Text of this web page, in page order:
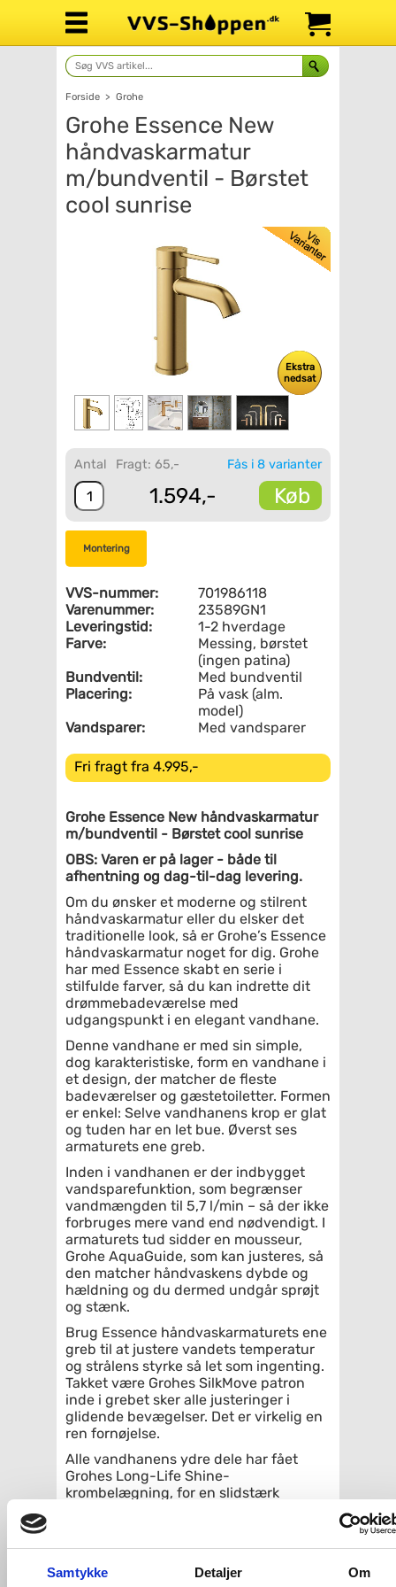
Samtykke Detaljer Om
Forside > Grohe
Grohe Essence New
håndvaskarmatur
m/bundventil - Børstet
cool sunrise
Ekstra
nedsat
Fås i 8 varianter
Antal Fragt: 65,-
1.594,- Køb
Montering
VVS-nummer:
701986118
Varenummer:
23589GN1
Leveringstid:
1-2 hverdage
Farve:
Messing, børstet
(ingen patina)
Bundventil:
Med bundventil
Placering:
På vask (alm.
model)
Vandsparer:
Med vandsparer
Fri fragt fra 4.995,-
Grohe Essence New håndvaskarmatur
m/bundventil - Børstet cool sunrise
OBS: Varen er på lager - både til
afhentning og dag-til-dag levering.
Om du ønsker et moderne og stilrent
håndvaskarmatur eller du elsker det
traditionelle look, så er Grohe’s Essence
håndvaskarmatur noget for dig. Grohe
har med Essence skabt en serie i
stilfulde farver, så du kan indrette dit
drømmebadeværelse med
udgangspunkt i en elegant vandhane.
Denne vandhane er med sin simple,
dog karakteristiske, form en vandhane i
et design, der matcher de fleste
badeværelser og gæstetoiletter. Formen
er enkel: Selve vandhanens krop er glat
og tuden har en let bue. Øverst ses
armaturets ene greb.
Inden i vandhanen er der indbygget
vandsparefunktion, som begrænser
vandmængden til 5,7 l/min – så der ikke
forbruges mere vand end nødvendigt. I
armaturets tud sidder en mousseur,
Grohe AquaGuide, som kan justeres, så
den matcher håndvaskens dybde og
hældning og du dermed undgår sprøjt
og stænk.
Brug Essence håndvaskarmaturets ene
greb til at justere vandets temperatur
og strålens styrke så let som ingenting.
Takket være Grohes SilkMove patron
inde i grebet sker alle justeringer i
glidende bevægelser. Det er virkelig en
ren fornøjelse.
Alle vandhanens ydre dele har fået
Grohes Long-Life Shine-
krombelægning, for en slidstærk
Med Grohe QuickFix Plus bliver